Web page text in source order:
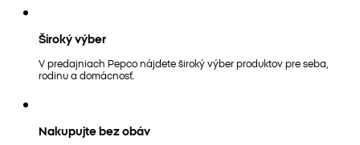
Široký výber
V predajniach Pepco nájdete široký výber produktov pre seba,
rodinu a domácnosť.
Nakupujte bez obáv